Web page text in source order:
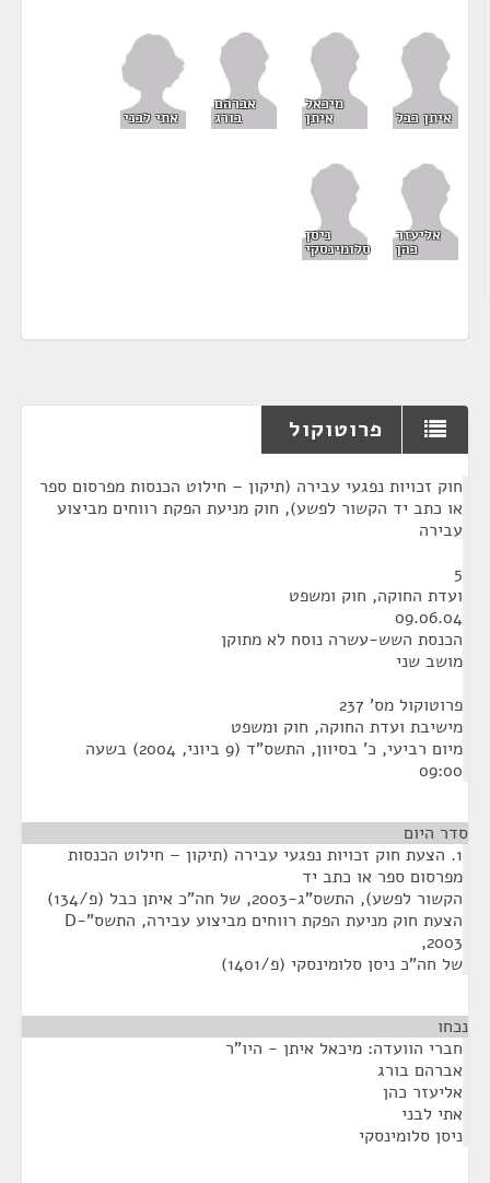
איתן כבל
מיכאל
איתן
אברהם
בורג אתי לבני
אליעזר
כהן
ניסן
סלומינסקי
פרוטוקול
חוק זכויות נפגעי עבירה (תיקון – חילוט הכנסות מפרסום ספר
או כתב יד הקשור לפשע), חוק מניעת הפקת רווחים מביצוע
עבירה
5
ועדת החוקה, חוק ומשפט
09.06.04
הכנסת השש-עשרה נוסח לא מתוקן
מושב שני
פרוטוקול מס' 237
מישיבת ועדת החוקה, חוק ומשפט
מיום רביעי, כ' בסיוון, התשס"ד (9 ביוני, 2004) בשעה
09:00
סדר היום
1. הצעת חוק זכויות נפגעי עבירה (תיקון – חילוט הכנסות
מפרסום ספר או כתב יד
הקשור לפשע), התשס"ג-2003, של חה"כ איתן כבל (פ/134)
הצעת חוק מניעת הפקת רווחים מביצוע עבירה, התשס"D-
2003,
של חה"כ ניסן סלומינסקי (פ/1401)
נכחו
חברי הוועדה: מיכאל איתן - היו"ר
אברהם בורג
אליעזר כהן
אתי לבני
ניסן סלומינסקי